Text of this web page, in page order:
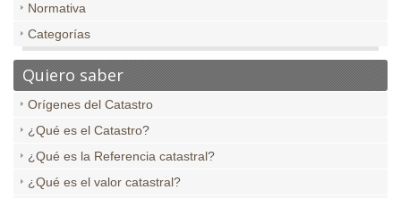
Normativa
Categorías
Quiero saber
Orígenes del Catastro
¿Qué es el Catastro?
¿Qué es la Referencia catastral?
¿Qué es el valor catastral?